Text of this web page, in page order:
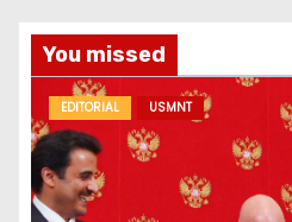
You missed
EDITORIAL USMNT